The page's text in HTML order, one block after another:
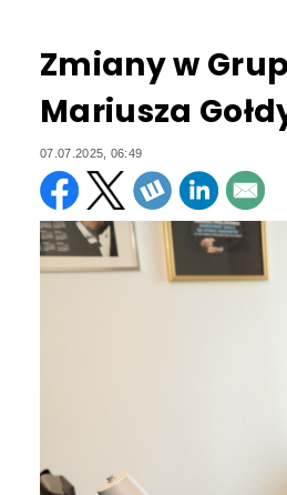
Zmiany w
Mariusza
07.07.2025, 06:49